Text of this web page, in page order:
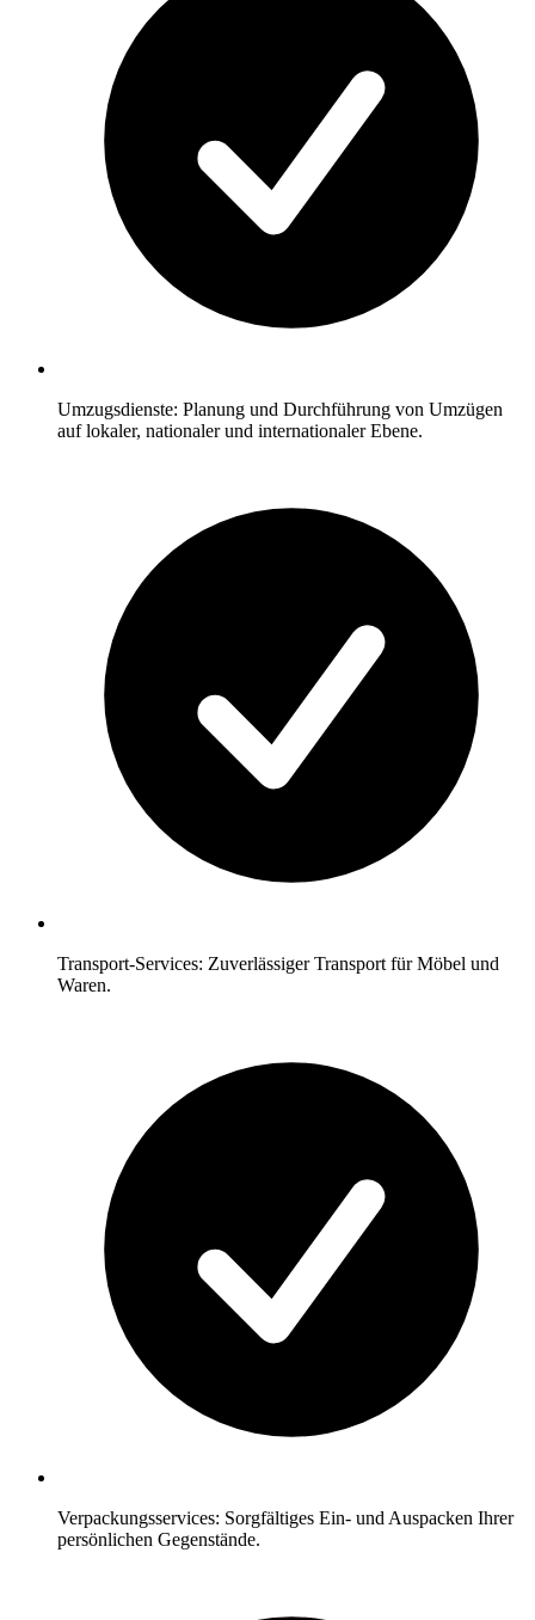
Umzugsdienste: Planung und Durchführung von Umzügen
auf lokaler, nationaler und internationaler Ebene.
Transport-Services: Zuverlässiger Transport für Möbel und
Waren.
Verpackungsservices: Sorgfältiges Ein- und Auspacken Ihrer
persönlichen Gegenstände.